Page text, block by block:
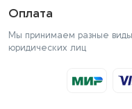
Оплата
Мы принимаем разные
юридических лиц